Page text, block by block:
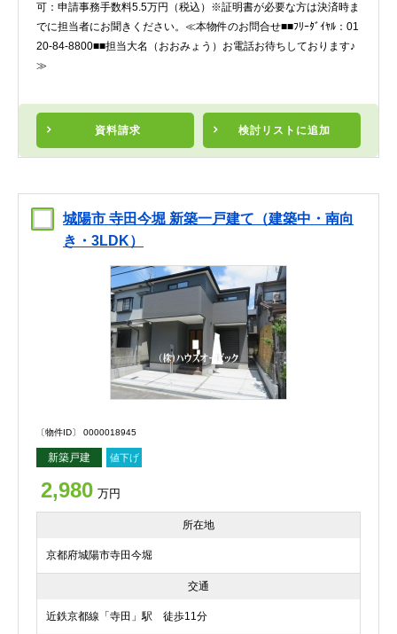
資料請求 検討リスト に追加
可：申請事務手数料5.5万円（税込）※証明書が必要な方は決済時ま
でに担当者にお聞きください。≪本物件のお問合せ■■ﾌﾘｰﾀﾞｲﾔﾙ：01
20-84-8800■■担当大名（おおみょう）お電話お待ちしております♪
≫
城陽市 寺田今堀 新築一戸建て（建築中・南向
き・3LDK）
〔物件ID〕 0000018945
新築戸建 値下げ
2,980 万円
所在地
京都府城陽市寺田今堀
交通
近鉄京都線「寺田」駅 徒歩11分